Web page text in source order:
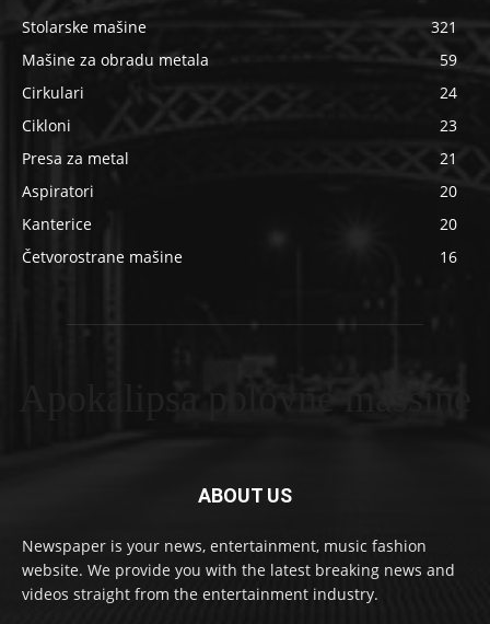
Stolarske mašine
321
Mašine za obradu metala
59
Cirkulari
24
Cikloni
23
Presa za metal
21
Aspiratori
20
Kanterice
20
Četvorostrane mašine
16
Apokalipsa polovne masšine
ABOUT US
Newspaper is your news, entertainment, music fashion
website. We provide you with the latest breaking news and
videos straight from the entertainment industry.